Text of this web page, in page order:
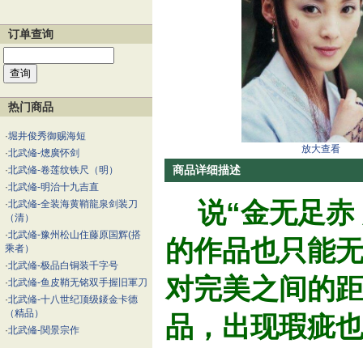
订单查询
热门商品
·堀井俊秀御赐海短
·北武偹-熜廣怀剑
·北武偹-卷莲纹铁尺（明）
·北武偹-明治十九吉直
·北武偹-全装海黄鞘龍泉剑装刀
（清）
·北武偹-豫州松山住藤原国辉(搭
乘者）
·北武偹-极品白铜装千字号
·北武偹-鱼皮鞘无铭双手握旧軍刀
·北武偹-十八世纪顶级錽金卡德
（精品）
·北武偹-関景宗作
放大查看
商品详细描述
说“金无足赤
的作品也只能
对完美之间的
品，出现瑕疵